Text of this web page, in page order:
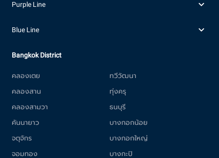
Purple Line
Blue Line
Bangkok District
คลองเตย
คลองสาน
คลองสามวา
คันนายาว
จตุจักร
จอมทอง
ทวีวัฒนา
ทุ่งครุ
ธนบุรี
บางกอกน้อย
บางกอกใหญ่
บางกะปิ